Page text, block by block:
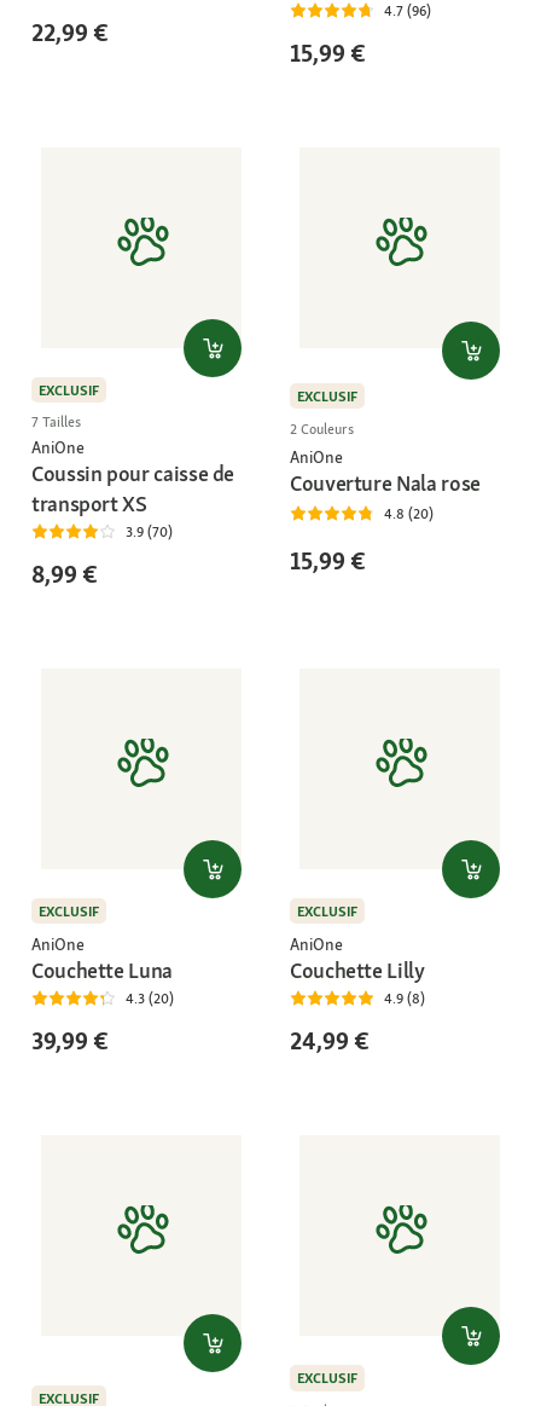
22,99 €
4.7 (96)
15,99 €
EXCLUSIF
7 Tailles
AniOne
Coussin pour caisse de
transport XS
3.9 (70)
8,99 €
EXCLUSIF
2 Couleurs
AniOne
Couverture Nala rose
4.8 (20)
15,99 €
EXCLUSIF
AniOne
Couchette Luna
4.3 (20)
39,99 €
EXCLUSIF
AniOne
Couchette Lilly
4.9 (8)
24,99 €
EXCLUSIF
EXCLUSIF